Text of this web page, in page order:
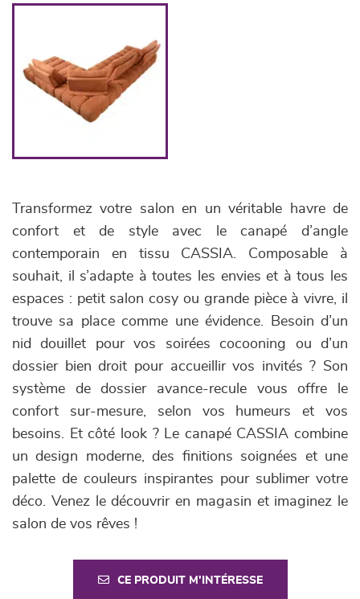
Transformez votre salon en un véritable havre de
confort et de style avec le canapé d’angle
contemporain en tissu CASSIA. Composable à
souhait, il s’adapte à toutes les envies et à tous les
espaces : petit salon cosy ou grande pièce à vivre, il
trouve sa place comme une évidence. Besoin d’un
nid douillet pour vos soirées cocooning ou d’un
dossier bien droit pour accueillir vos invités ? Son
système de dossier avance-recule vous offre le
confort sur-mesure, selon vos humeurs et vos
besoins. Et côté look ? Le canapé CASSIA combine
un design moderne, des finitions soignées et une
palette de couleurs inspirantes pour sublimer votre
déco. Venez le découvrir en magasin et imaginez le
salon de vos rêves !
CE PRODUIT M'INTÉRESSE